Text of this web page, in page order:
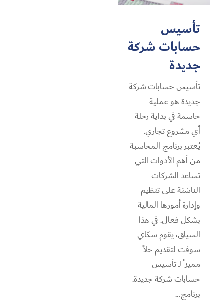
تأسيس
حسابات شركة
جديدة
تأسيس حسابات شركة
جديدة هو عملية
حاسمة في بداية رحلة
أي مشروع تجاري.
يُعتبر برنامج المحاسبة
من أهم الأدوات التي
تساعد الشركات
الناشئة على تنظيم
وإدارة أمورها المالية
بشكل فعال. في هذا
السياق، يقوم سكاي
سوفت لتقديم حلاً
مميزاً لـ تأسيس
حسابات شركة جديدة.
برنامج...